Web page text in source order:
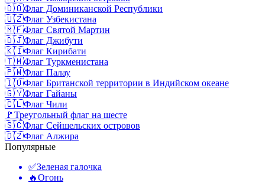
🇩🇴Флаг Доминиканской Республики
🇺🇿Флаг Узбекистана
🇲🇫Флаг Святой Мартин
🇩🇯Флаг Джибути
🇰🇮Флаг Кирибати
🇹🇲Флаг Туркменистана
🇵🇼Флаг Палау
🇮🇴Флаг Британской территории в Индийском океане
🇬🇾Флаг Гайаны
🇨🇱Флаг Чили
🚩Треугольный флаг на шесте
🇸🇨Флаг Сейшельских островов
🇩🇿Флаг Алжира
Популярные
✅Зеленая галочка
🔥Огонь